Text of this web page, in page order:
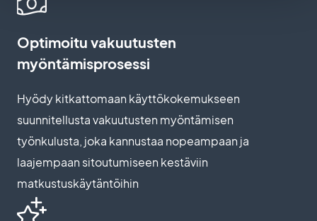
Optimoitu vakuutusten
myöntämisprosessi
Hyödy kitkattomaan käyttökokemukseen
suunnitellusta vakuutusten myöntämisen
työnkulusta, joka kannustaa nopeampaan ja
laajempaan sitoutumiseen kestäviin
matkustuskäytäntöihin